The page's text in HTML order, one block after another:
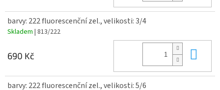
barvy: 222 fluorescenční zel., velikosti: 3/4
Skladem | 813/222
690 Kč
barvy: 222 fluorescenční zel., velikosti: 5/6